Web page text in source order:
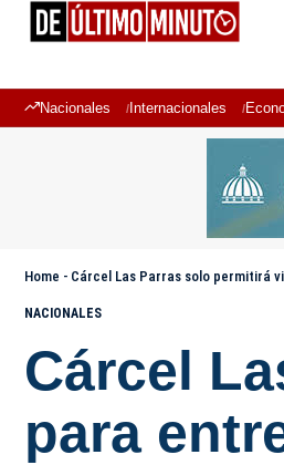
Nacionales Internacionales
Home - Cárcel Las Parras solo permitirá
NACIONALES
Cárcel
para